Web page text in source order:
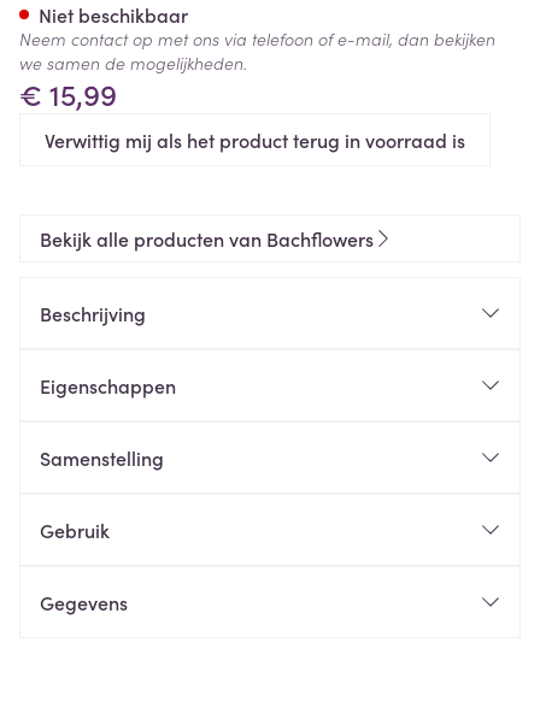
€ 15,99
Verwittig mij als het product terug in voorraad is
Niet beschikbaar
Neem contact op met ons via telefoon of e-mail, dan bekijken
we samen de mogelijkheden.
Bekijk alle producten van Bachflowers
Beschrijving
Eigenschappen
Samenstelling
Gebruik
Gegevens